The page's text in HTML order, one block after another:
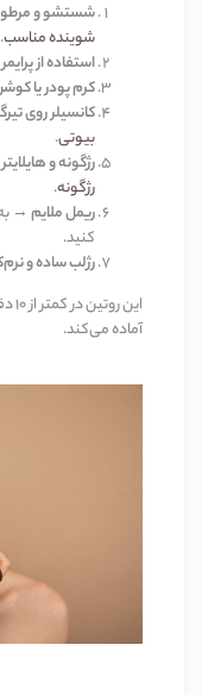
شستشو و
شوینده مناسب.
استفاده از
کرم پودر یا
کانسیلر روی
بیوتی.
رژگونه و
رژگونه.
ریمل ملایم →
کنید.
رژلب ساده و
این روتین در کمتر از۱۰
آماده می‌کند.